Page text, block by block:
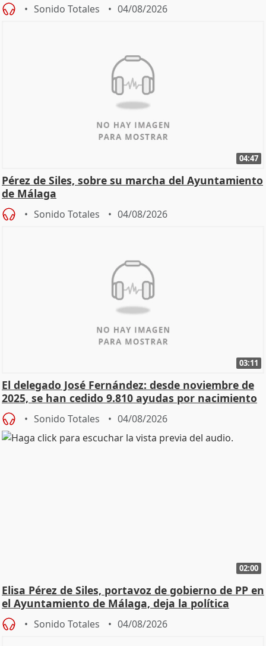
Sonido Totales 04/08/2026
04:47
Pérez de Siles, sobre su marcha del Ayuntamiento
de Málaga
Sonido Totales 04/08/2026
03:11
El delegado José Fernández: desde noviembre de
2025, se han cedido 9.810 ayudas por nacimiento
Sonido Totales 04/08/2026
02:00
Elisa Pérez de Siles, portavoz de gobierno de PP en
el Ayuntamiento de Málaga, deja la política
Sonido Totales 04/08/2026